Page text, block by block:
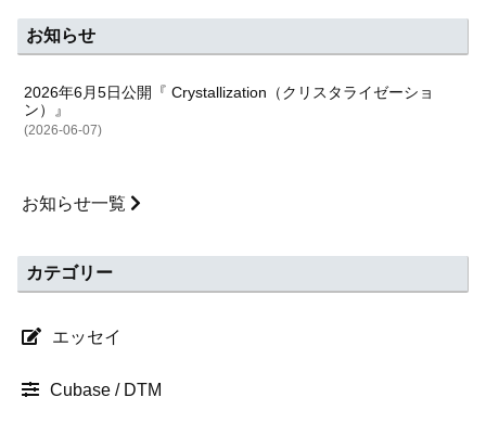
お知らせ
2026年6月5日公開『 Crystallization（クリスタライゼーショ
ン）』
(2026-06-07)
お知らせ一覧
カテゴリー
エッセイ
Cubase / DTM